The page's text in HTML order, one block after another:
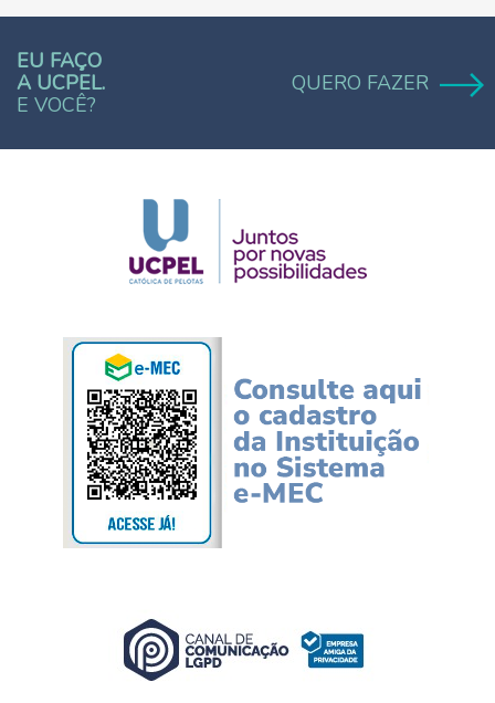
EU FAÇO
A UCPEL.
E VOCÊ?
QUERO FAZER